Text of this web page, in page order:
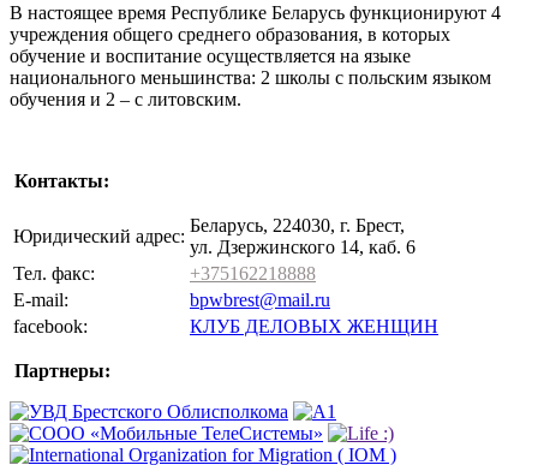
В настоящее время Республике Беларусь функционируют 4
учреждения общего среднего образования, в которых
обучение и воспитание осуществляется на языке
национального меньшинства: 2 школы с польским языком
обучения и 2 – с литовским.
Контакты:
Юридический адрес:
Беларусь, 224030, г. Брест,
ул. Дзержинского 14, каб. 6
Тел. факс:
+375162218888
E-mail:
bpwbrest@mail.ru
facebook:
КЛУБ ДЕЛОВЫХ ЖЕНЩИН
Партнеры: